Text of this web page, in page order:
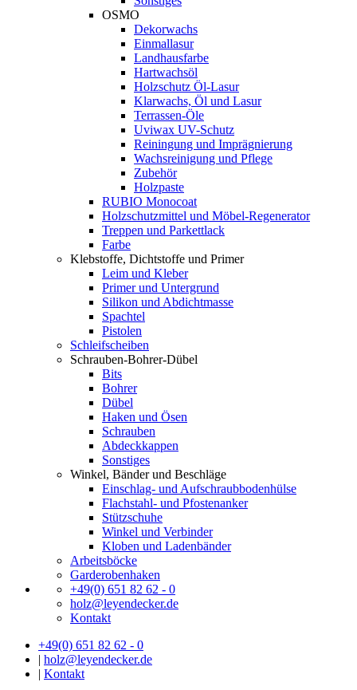
OSMO
Dekorwachs
Einmallasur
Landhausfarbe
Hartwachsöl
Holzschutz Öl-Lasur
Klarwachs, Öl und Lasur
Terrassen-Öle
Uviwax UV-Schutz
Reiningung und Imprägnierung
Wachsreinigung und Pflege
Zubehör
Holzpaste
RUBIO Monocoat
Holzschutzmittel und Möbel-Regenerator
Treppen und Parkettlack
Farbe
Klebstoffe, Dichtstoffe und Primer
Leim und Kleber
Primer und Untergrund
Silikon und Abdichtmasse
Spachtel
Pistolen
Schleifscheiben
Schrauben-Bohrer-Dübel
Bits
Bohrer
Dübel
Haken und Ösen
Schrauben
Abdeckkappen
Sonstiges
Winkel, Bänder und Beschläge
Einschlag- und Aufschraubbodenhülse
Flachstahl- und Pfostenanker
Stützschuhe
Winkel und Verbinder
Kloben und Ladenbänder
Arbeitsböcke
Garderobenhaken
+49(0) 651 82 62 - 0
holz@leyendecker.de
Kontakt
+49(0) 651 82 62 - 0
| holz@leyendecker.de
| Kontakt